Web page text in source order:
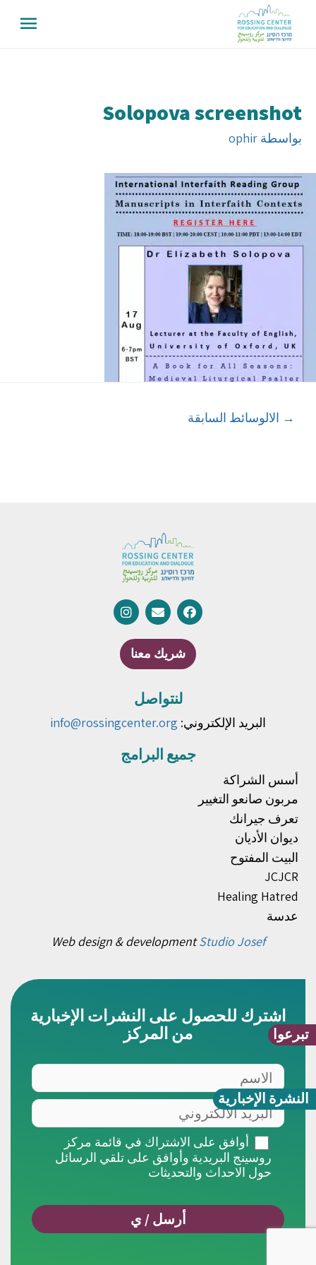
Solopova screenshot
بواسطة ophir
→ الالوسائط السابقة
تبرعوا
النشرة الإخبارية
شريك معنا
لنتواصل
البريد الإلكتروني: info@rossingcenter.org
جميع البرامج
أسس الشراكة
مربون صانعو التغيير
تعرف جيرانك
ديوان الأديان
البيت المفتوح
JCJCR
Healing Hatred
عدسة
Web design & developmentStudio Josef
اشترك للحصول على النشرات الإخبارية
من المركز
الاسم
البريد
الالكتروني
أوافق
على
الاشتراك
مركز
روسينج
أوافق على الاشتراك في قائمة مركز
روسينج البريدية وأوافق على تلقي الرسائل
حول الاحداث والتحديثات